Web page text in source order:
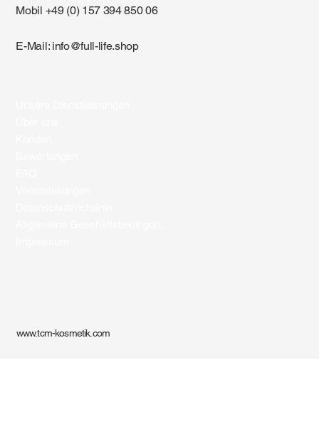
www.tcm-kosmetik.com
Mobil +49 (0) 157 394 850 06
E-Mail: info@full-life.shop